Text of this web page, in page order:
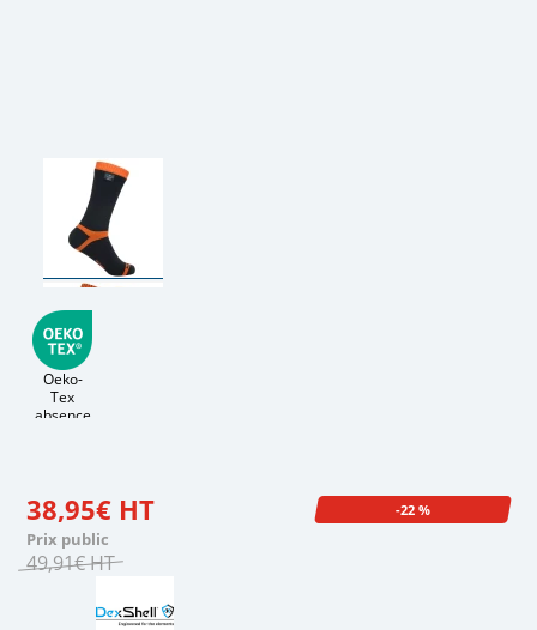
Oeko-
Tex
absence
38,95€ HT
Prix public
49,91€HT
-22 %